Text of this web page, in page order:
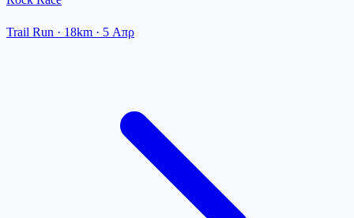
Trail Run · 18km · 5 Απρ